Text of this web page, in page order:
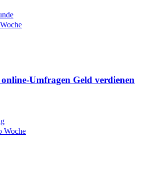
Umfragen Geld verdienen
Woche